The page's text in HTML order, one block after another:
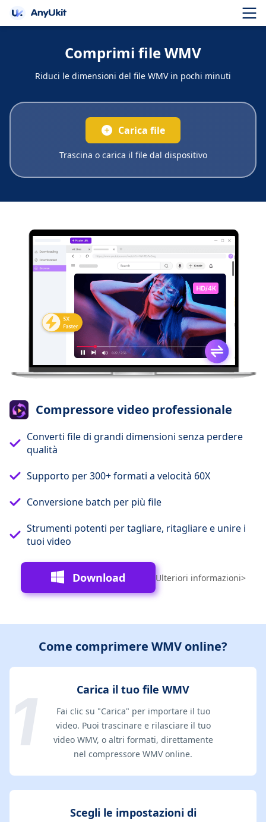
Comprimi file WMV
Riduci le dimensioni del file WMV in pochi minuti
Carica file
Trascina o carica il file dal dispositivo
Compressore video professionale
Converti file di grandi dimensioni senza perdere
qualità
Supporto per 300+ formati a velocità 60X
Conversione batch per più file
Strumenti potenti per tagliare, ritagliare e unire i
tuoi video
Download Ulteriori informazioni>
Come comprimere WMV online?
Carica il tuo file WMV
Fai clic su "Carica" ​​per importare il tuo
video. Puoi trascinare e rilasciare il tuo
video WMV, o altri formati, direttamente
nel compressore WMV online.
Scegli le impostazioni di